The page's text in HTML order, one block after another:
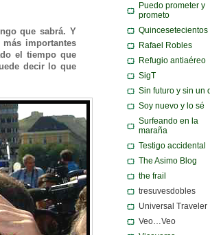
que sabrá. Y
importantes
el tiempo que
decir lo que
Puedo prometer y
prometo
Quincesetecientos
Rafael Robles
Refugio antiaéreo
SigT
Sin futuro y sin un
Soy nuevo y lo sé
Surfeando en la
maraña
Testigo accidental
The Asimo Blog
the frail
tresuvesdobles
Universal Traveler
Veo…Veo